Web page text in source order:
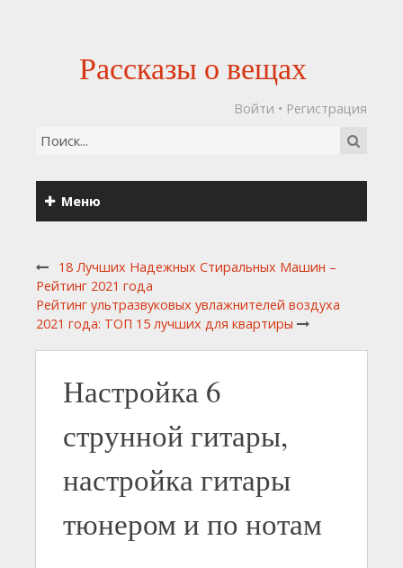
Рассказы о вещах
Войти • Регистрация
Меню
18 Лучших Надежных Стиральных Машин –
Рейтинг 2021 года
Рейтинг ультразвуковых увлажнителей воздуха
2021 года: ТОП 15 лучших для квартиры
Настройка 6
струнной гитары,
настройка гитары
тюнером и по нотам